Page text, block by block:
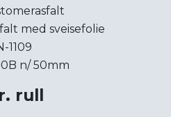
med sveisefolie
1109
n/ 50mm
rull